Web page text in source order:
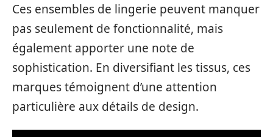
Ces ensembles de lingerie peuvent manquer
pas seulement de fonctionnalité, mais
également apporter une note de
sophistication. En diversifiant les tissus, ces
marques témoignent d’une attention
particulière aux détails de design.